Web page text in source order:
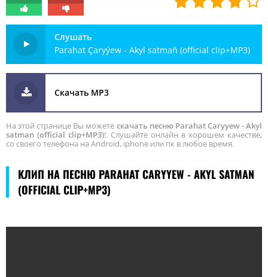
Слушать
Parahat Çaryýew - Akyl satmaň (official clip+MP3)
Скачать MP3
На этой странице Вы можете скачать песню Parahat Caryyew - Akyl
satman (official clip+MP3)!. Слушайте онлайн в хорошем качестве,
со своего телефона на Android, iphone или пк в любое время.
КЛИП НА ПЕСНЮ PARAHAT CARYYEW - AKYL SATMAN
(OFFICIAL CLIP+MP3)